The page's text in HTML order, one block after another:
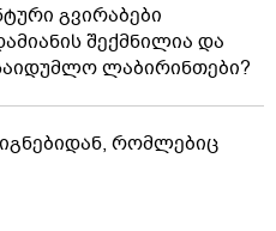
გვირაბები
შექმნილია და
ლაბირინთები?
რომლებიც